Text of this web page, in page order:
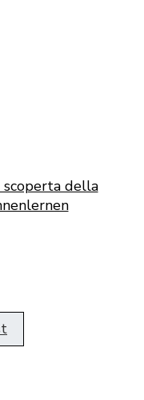
scoperta della